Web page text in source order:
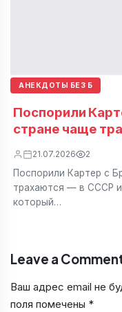
АНЕКДОТЫ БЕЗ Б
Поспорили
стране чаще
21.07.2026 2
Поспорили Картер с
трахаются — в СССР
который…
Leave a
Ваш адрес email не
поля помечены *